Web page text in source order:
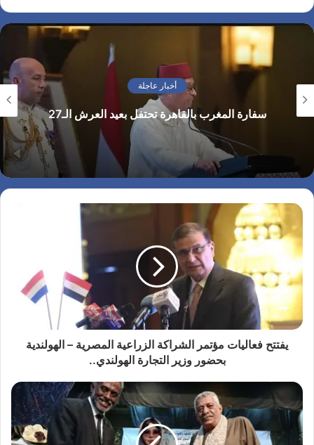
أخبار عاجلة
سفارة المغرب بالقاهرة تحتفل بعيد العرش الـ27
يفتتح فعاليات مؤتمر الشراكة الزراعية المصرية – الهولندية
بحضور وزير التجارة الهولندي..